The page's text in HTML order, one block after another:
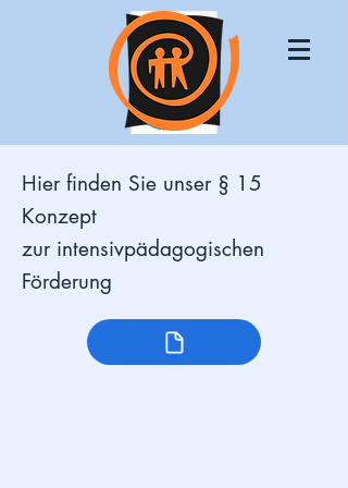
Hier finden Sie unser § 15
Konzept
zur intensivpädagogischen
Förderung